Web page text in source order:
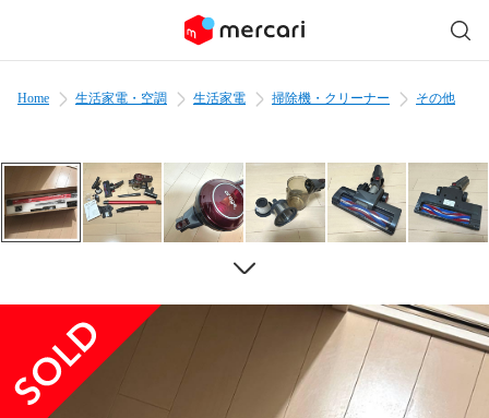
Home 生活家電・空調 生活家電 掃除機・クリーナー その他